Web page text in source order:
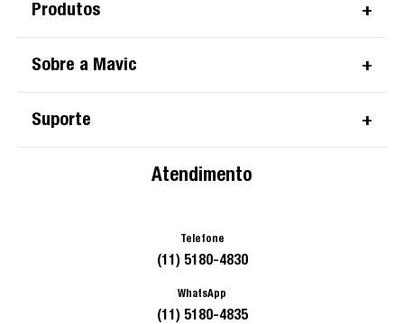
Produtos
Sobre a Mavic
Suporte
Atendimento
Telefone
(11) 5180-4830
WhatsApp
(11) 5180-4835